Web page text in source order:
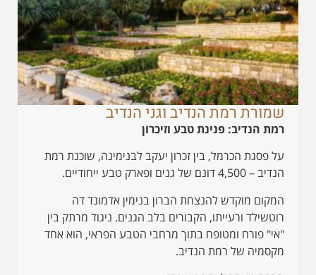
שמורת רמת הנדיב וגני הנדיב
רמת הנדיב: פנינת טבע וזיכרון
על פסגת הכרמל, בין זכרון יעקב לבנימינה, שוכנת רמת
הנדיב – 4,500 דונם של גנים ופארק טבע ייחודיים.
המקום מוקדש להנצחת הברון בנימין אדמונד דה
רוטשילד ורעייתו, הקבורים בלב הגנים. ניגוד מרתק בין
"אי" פורח ומטופח בתוך מרחבי הטבע הפראי, הוא אחד
מקסמיה של רמת הנדיב.